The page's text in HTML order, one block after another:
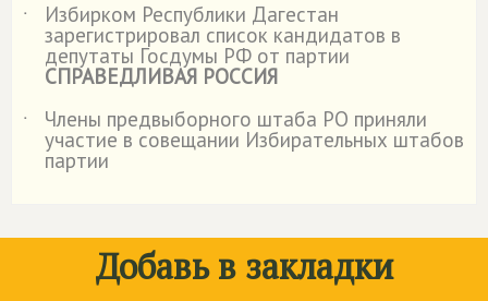
˙
Избирком Республики Дагестан
зарегистрировал список кандидатов в
депутаты Госдумы РФ от партии
СПРАВЕДЛИВАЯ РОССИЯ
˙
Члены предвыборного штаба РО приняли
участие в совещании Избирательных штабов
партии
Добавь в закладки